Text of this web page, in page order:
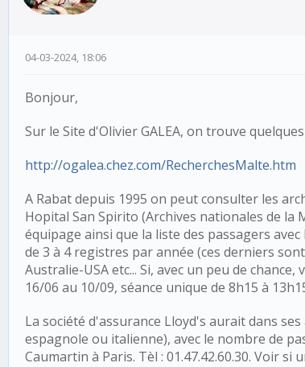
04-03-2024, 18:06
Bonjour,
Sur le Site d'Olivier GALEA, on trouve
http://ogalea.chez.com/RecherchesMalte.htm
A Rabat depuis 1995 on peut consulter les
Hopital San Spirito (Archives nationales de la
équipage ainsi que la liste des passagers
de 3 à 4 registres par année (ces derniers
Australie-USA etc... Si, avec un peu de
16/06 au 10/09, séance unique de 8h15 à
La société d'assurance Lloyd's aurait dans
espagnole ou italienne), avec le nombre de
Caumartin à Paris. Tèl : 01.47.42.60.30. Voir